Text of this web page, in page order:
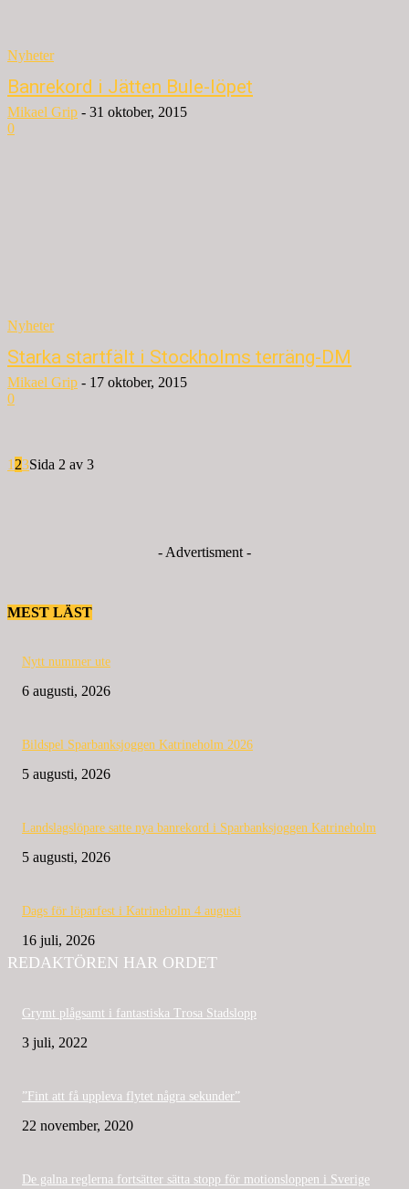
Nyheter
Banrekord i Jätten Bule-löpet
Mikael Grip - 31 oktober, 2015
0
Nyheter
Starka startfält i Stockholms terräng-DM
Mikael Grip - 17 oktober, 2015
0
1 23Sida 2 av 3
- Advertisment -
MEST LÄST
Nytt nummer ute
6 augusti, 2026
Bildspel Sparbanksjoggen Katrineholm 2026
5 augusti, 2026
Landslagslöpare satte nya banrekord i Sparbanksjoggen Katrineholm
5 augusti, 2026
Dags för löparfest i Katrineholm 4 augusti
16 juli, 2026
REDAKTÖREN HAR ORDET
Grymt plågsamt i fantastiska Trosa Stadslopp
3 juli, 2022
”Fint att få uppleva flytet några sekunder”
22 november, 2020
De galna reglerna fortsätter sätta stopp för motionsloppen i Sverige